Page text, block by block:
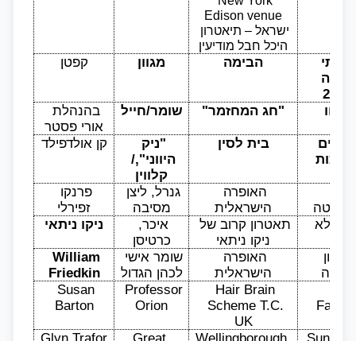
Edison venue
היכל חבל מודיעין
קפטן מגוון הבימה
אורי פסטר
שומר/חייל "חג המחזמר" יריחו
קן אולדפילד
היווני",/
קלווין
בית לסין
זפירלי
מסיבה
הישראלית
ניקו ניתאי
כרטיסן
תאטרון קרוב של
ניקו ניתאי
כוכב ללא
Friedkin
לכהן הגדול
הישראלית
Barton
Orion
UK